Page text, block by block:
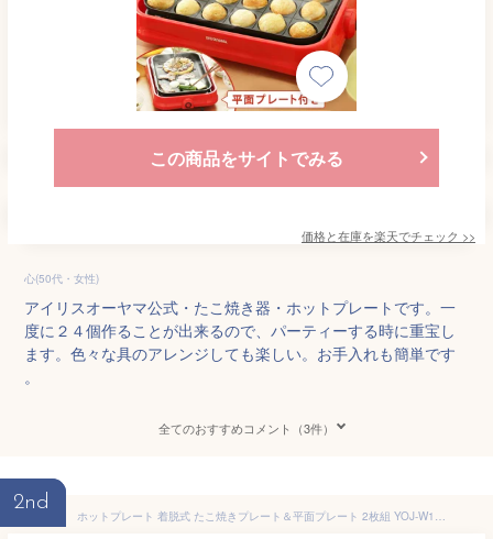
この商品をサイトでみる
価格と在庫を楽天でチェック >>
心(50代・女性)
アイリスオーヤマ公式・たこ焼き器・ホットプレートです。一
度に２４個作ることが出来るので、パーティーする時に重宝し
ます。色々な具のアレンジしても楽しい。お手入れも簡単です
。
全てのおすすめコメント（3件）
2nd
ホットプレート 着脱式 たこ焼きプレート＆平面プレート 2枚組 YOJ-W160(H) たこ焼き器 たこ焼き機 着脱式ホットプレート 16穴 スリム コンパクト 一人暮らし 新生活 軽量 シンプル おしゃれ 山善 YAMAZEN 【送料無料】